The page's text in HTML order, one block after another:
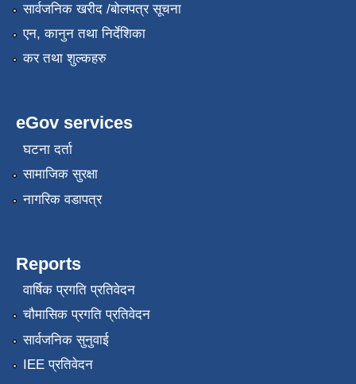
सार्वजनिक खरीद /बोलपत्र सूचना
एन, कानुन तथा निर्देशिका
कर तथा शुल्कहरु
eGov services
घटना दर्ता
सामाजिक सुरक्षा
नागरिक वडापत्र
Reports
वार्षिक प्रगति प्रतिवेदन
चौमासिक प्रगति प्रतिवेदन
सार्वजनिक सुनुवाई
IEE प्रतिवेदन